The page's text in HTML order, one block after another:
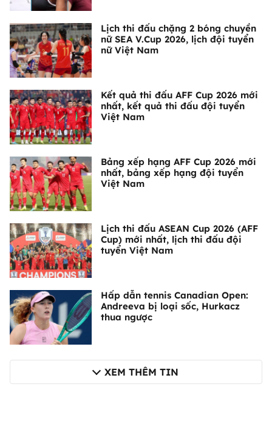
Lịch thi đấu chặng 2 bóng chuyền
nữ SEA V.Cup 2026, lịch đội tuyển
nữ Việt Nam
Kết quả thi đấu AFF Cup 2026 mới
nhất, kết quả thi đấu đội tuyển
Việt Nam
Bảng xếp hạng AFF Cup 2026 mới
nhất, bảng xếp hạng đội tuyển
Việt Nam
Lịch thi đấu ASEAN Cup 2026 (AFF
Cup) mới nhất, lịch thi đấu đội
tuyển Việt Nam
Hấp dẫn tennis Canadian Open:
Andreeva bị loại sốc, Hurkacz
thua ngược
XEM THÊM TIN